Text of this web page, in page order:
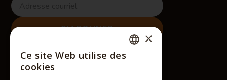
RÉSEAUX SOCIAUX
×
Ce site Web utilise des
cookies